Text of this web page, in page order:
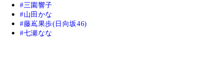
三園響子
山田かな
藤嶌果歩(日向坂46)
七瀬なな